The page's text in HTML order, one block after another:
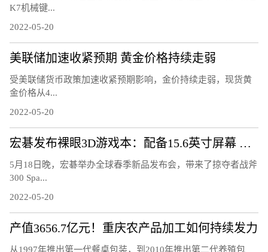
K7机械键...
2022-05-20
美联储加速收紧预期 黄金价格持续走弱
受美联储货币政策加速收紧预期影响，金价持续走弱，现货黄
金价格从4...
2022-05-20
宏碁发布裸眼3D游戏本：配备15.6英寸屏幕 高端硬件
5月18日晚，宏碁举办全球春季新品发布会，带来了掠夺者战斧
300 Spa...
2022-05-20
产值3656.7亿元！重庆农产品加工如何持续发力
从1997年推出第一代餐桌包装，到2010年推出第二代养殖包